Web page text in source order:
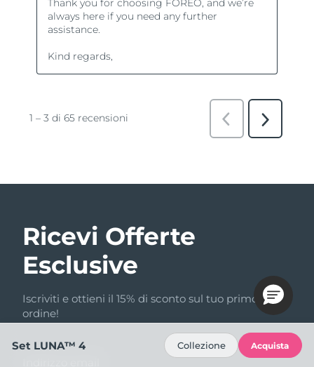
Ricevi Offerte
Esclusive
Iscriviti e ottieni il 15% di sconto sul tuo primo
ordine!
Set LUNA™ 4 Collezione Acquista